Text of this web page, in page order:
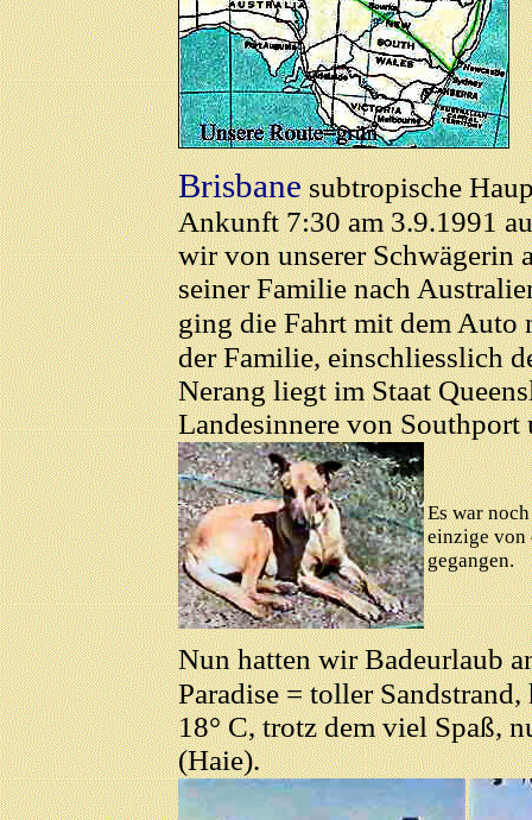
Brisbanesubtropische
Ankunft 7:30 am 3.9.1991
wir von unserer Schwägerin
seiner Familie nach
ging die Fahrt mit dem Auto
der Familie, einschliesslich
Nerang liegt im Staat
Landesinnere von Southport
Es war
einzige von
gegangen.
Nun hatten wir Badeurlaub
Paradise = toller Sandstrand,
18° C, trotz dem viel Spaß,
(Haie).